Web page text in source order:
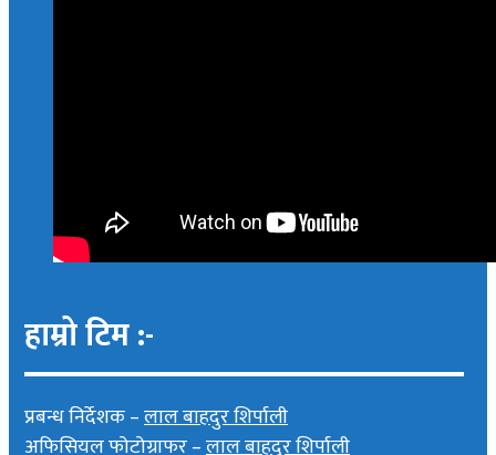
हाम्रो टिम :-
प्रबन्ध निर्देशक –लाल बाहदुर शिर्पाली
अफिसियल फोटोग्राफर –लाल बाहदुर शिर्पाली